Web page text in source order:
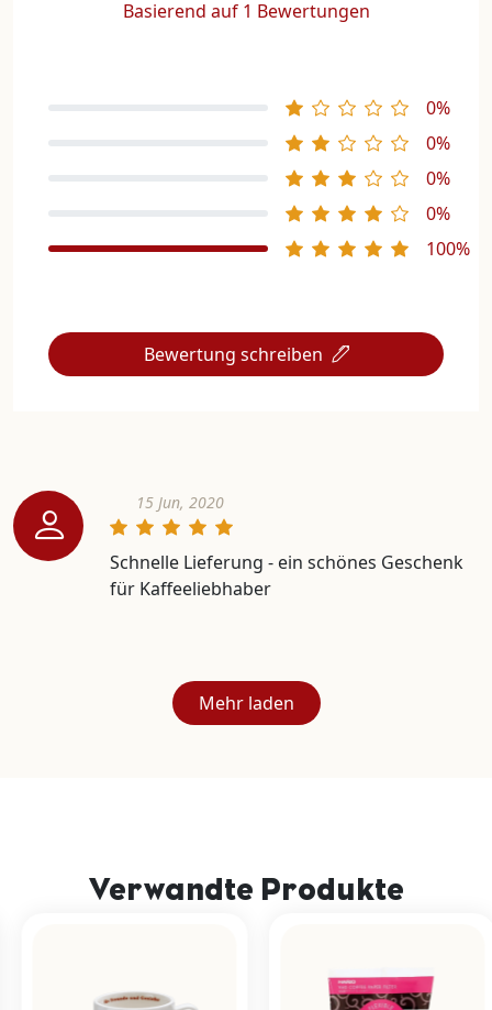
Basierend auf 1 Bewertungen
0%
0%
0%
0%
100%
Bewertung schreiben
15 Jun, 2020
Schnelle Lieferung - ein schönes Geschenk
für Kaffeeliebhaber
Mehr laden
Verwandte Produkte